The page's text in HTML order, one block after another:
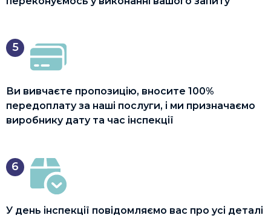
5
Ви вивчаєте пропозицію, вносите 100%
передоплату за наші послуги, і ми призначаємо
виробнику дату та час інспекції
6
У день інспекції повідомляємо вас про усі деталі